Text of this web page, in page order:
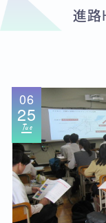
進路
06
25
Tue